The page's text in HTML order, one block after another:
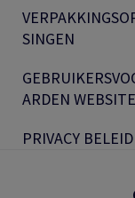
SINGEN
ARDEN WEBSITE
PRIVACY BELEID